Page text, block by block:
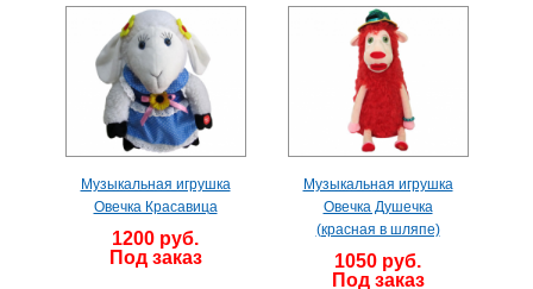
Музыкальная игрушка
Овечка Красавица
1200 руб.
Под заказ
Музыкальная игрушка
Овечка Душечка
(красная в шляпе)
1050 руб.
Под заказ